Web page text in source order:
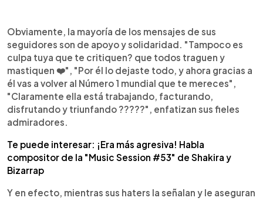
Obviamente, la mayoría de los mensajes de sus
seguidores son de apoyo y solidaridad. "Tampoco es
culpa tuya que te critiquen? que todos traguen y
mastiquen ❤️", "Por él lo dejaste todo, y ahora gracias a
él vas a volver al Número 1 mundial que te mereces",
"Claramente ella está trabajando, facturando,
disfrutando y triunfando ?????", enfatizan sus fieles
admiradores.
Te puede interesar: ¡Era más agresiva! Habla
compositor de la "Music Session #53" de Shakira y
Bizarrap
Y en efecto, mientras sus haters la señalan y le aseguran